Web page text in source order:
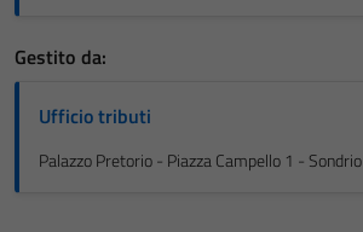
Gestito da:
Ufficio tributi
Palazzo Pretorio - Piazza Campello 1 - Sondrio